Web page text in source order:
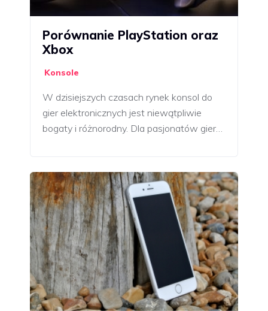
Porównanie PlayStation oraz
Xbox
Konsole
W dzisiejszych czasach rynek konsol do
gier elektronicznych jest niewątpliwie
bogaty i różnorodny. Dla pasjonatów gier…